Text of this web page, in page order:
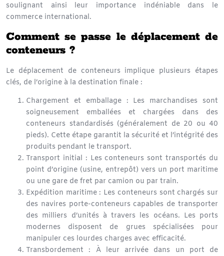
soulignant ainsi leur importance indéniable dans le
commerce international.
Comment se passe le déplacement de
conteneurs ?
Le déplacement de conteneurs implique plusieurs étapes
clés, de l’origine à la destination finale :
Chargement et emballage: Les marchandises sont
soigneusement emballées et chargées dans des
conteneurs standardisés (généralement de 20 ou 40
pieds). Cette étape garantit la sécurité et l’intégrité des
produits pendant le transport.
Transport initial : Les conteneurs sont transportés du
point d’origine (usine, entrepôt) vers un port maritime
ou une gare de fret par camion ou par train.
Expédition maritime: Les conteneurs sont chargés sur
des navires porte-conteneurs capables de transporter
des milliers d’unités à travers les océans. Les ports
modernes disposent de grues spécialisées pour
manipuler ces lourdes charges avec efficacité.
Transbordement : À leur arrivée dans un port de